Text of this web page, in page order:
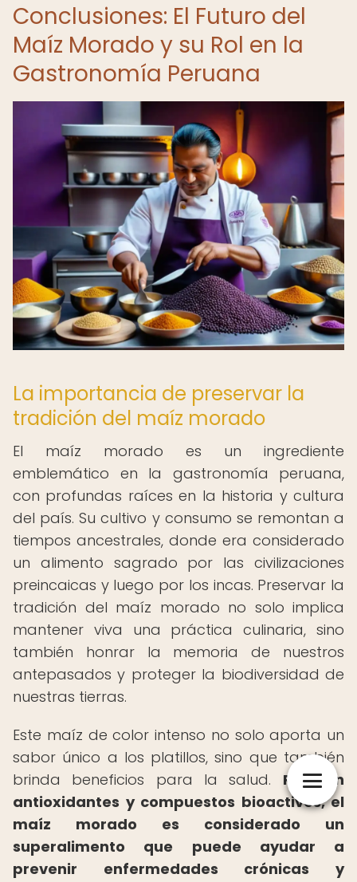
Conclusiones: El Futuro del
Maíz Morado y su Rol en la
Gastronomía Peruana
La importancia de preservar la
tradición del maíz morado
El maíz morado es un ingrediente
emblemático en la gastronomía peruana,
con profundas raíces en la historia y cultura
del país. Su cultivo y consumo se remontan a
tiempos ancestrales, donde era considerado
un alimento sagrado por las civilizaciones
preincaicas y luego por los incas. Preservar la
tradición del maíz morado no solo implica
mantener viva una práctica culinaria, sino
también honrar la memoria de nuestros
antepasados y proteger la biodiversidad de
nuestras tierras.
Este maíz de color intenso no solo aporta un
sabor único a los platillos, sino que también
brinda beneficios para la salud. Rico en
antioxidantes y compuestos bioactivos, el
maíz morado es considerado un
superalimento que puede ayudar a
prevenir enfermedades crónicas y